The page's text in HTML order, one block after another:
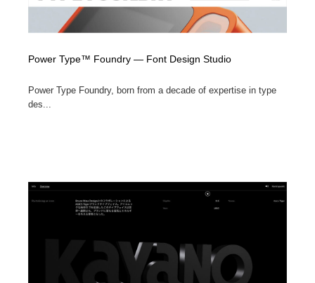
Power Type™ Foundry — Font Design Studio
Power Type Foundry, born from a decade of expertise in type
des...